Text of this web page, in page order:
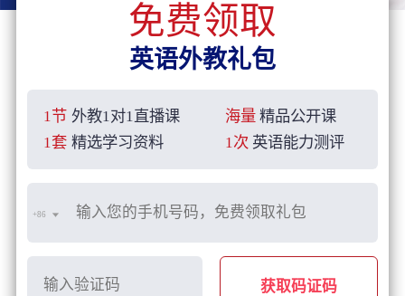
免费领取
英语外教礼包
1节 外教1对1直播课 海量 精品公开课
1套 精选学习资料 1次 英语能力测评
+86
获取码证码